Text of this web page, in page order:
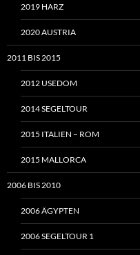
2019 HARZ
2020 AUSTRIA
2011 BIS 2015
2012 USEDOM
2014 SEGELTOUR
2015 ITALIEN – ROM
2015 MALLORCA
2006 BIS 2010
2006 ÄGYPTEN
2006 SEGELTOUR 1